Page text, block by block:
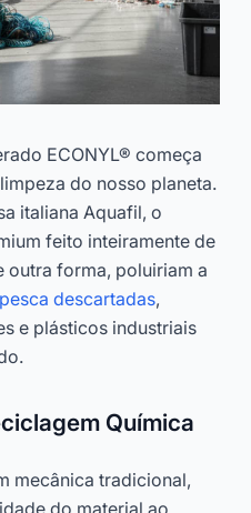
ECONYL® começa
do nosso planeta.
italiana Aquafil, o
feito inteiramente de
outra forma, poluiriam a
descartadas,
e plásticos industriais
Química
mecânica tradicional,
do material ao